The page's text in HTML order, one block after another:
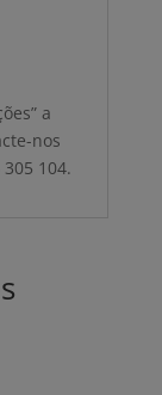
a
nos
104.